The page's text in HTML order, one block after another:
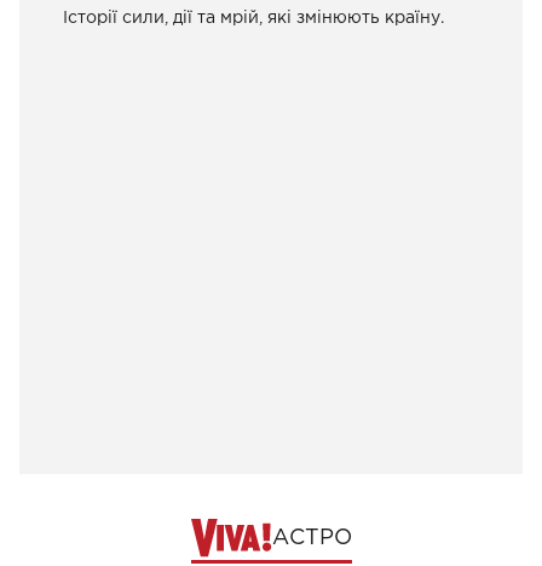
Історії сили, дії та мрій, які змінюють країну.
АСТРО